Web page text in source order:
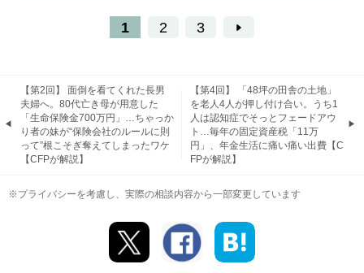
1 2 3
【第2回】 面倒を看てくれた長男
夫婦へ。80代亡き母が用意した
「生命保険金700万円」…ちゃっか
り者の妹が“保険会社のルールに則
って”根こそぎ奪えてしまったワケ
【CFPが解説】
【第4回】 「48坪の田舎の土地」
を老人4人が押し付け合い。うち1
人は認知症でそっとフェードアウ
ト…毎年の固定資産税「11万
円」、年金生活に痛い痛い出費【C
FPが解説】
※プライバシーを考慮し、実際の相談内容から一部変更しています